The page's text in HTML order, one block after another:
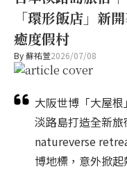
「環形飯店」新
癒度假村
By蘇祐萱2026/07/08
大阪世博「大屋
淡路島打造全新旅
natureverse
博地標，意外掀起